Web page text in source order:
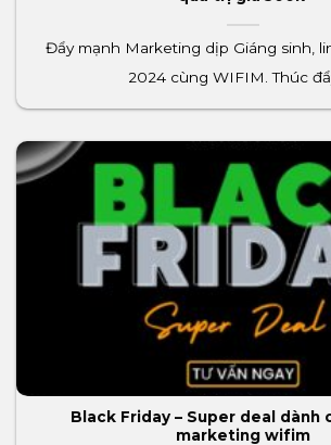
Đẩy mạnh Marketing dịp Giáng sinh,
2024 cùng WIFIM. Thúc
Black Friday – Super deal dành
marketing wifim